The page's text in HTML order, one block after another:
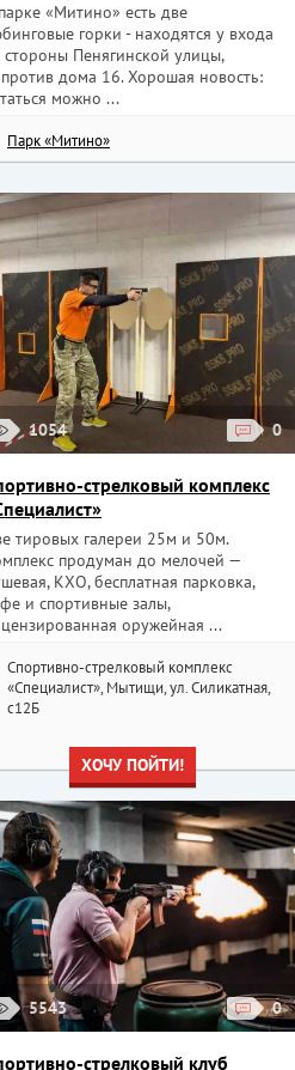
«Митино» есть две
горки - находятся у входа
стороны Пенягинской улицы,
дома 16. Хорошая новость:
можно ...
Парк «Митино»
1054 0
стрелковый комплекс
тировых галереи 25м и 50м.
продуман до мелочей —
КХО, бесплатная парковка,
и спортивные залы,
оружейная ...
Спортивно-стрелковый комплекс
«Специалист», Мытищи, ул. Силикатная,
c12Б
ХОЧУ ПОЙТИ!
5543 0
стрелковый клуб